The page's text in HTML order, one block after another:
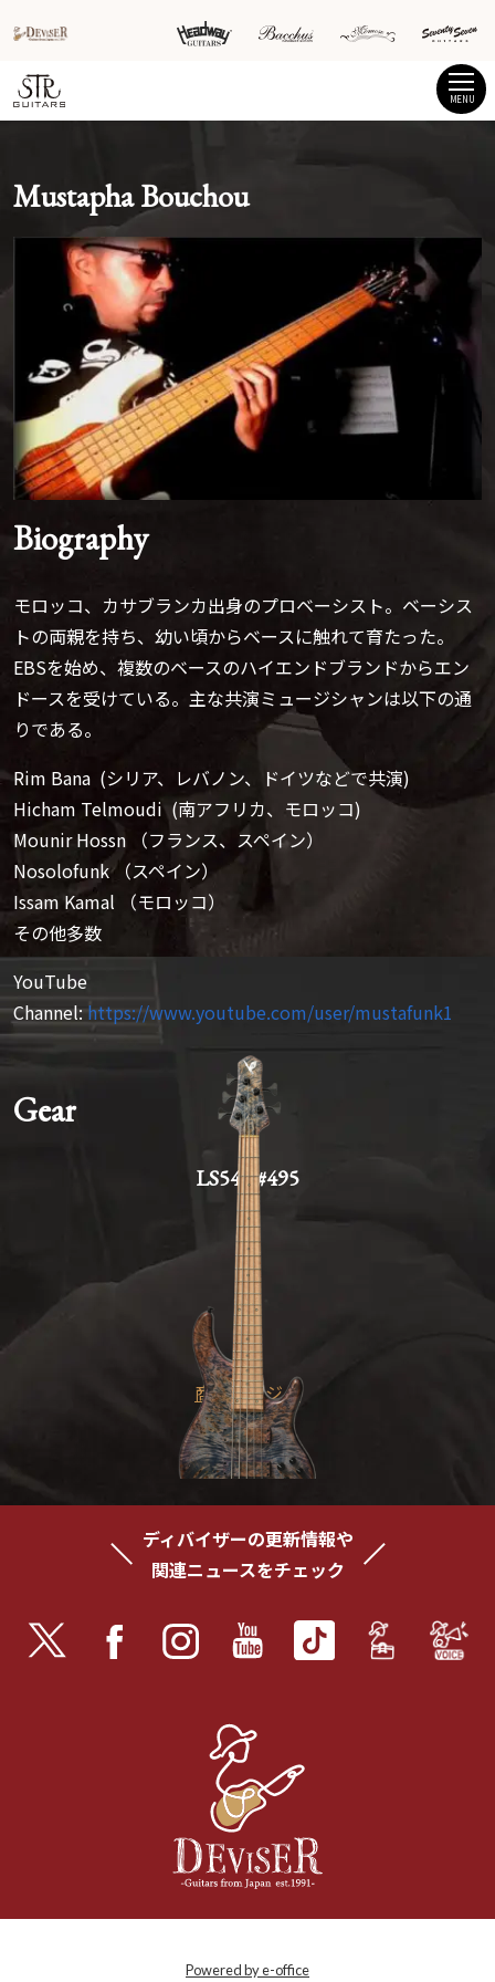
MENU
Mustapha Bouchou
Biography
モロッコ、カサブランカ出身のプロベーシスト。ベーシス
トの両親を持ち、幼い頃からベースに触れて育たった。
EBSを始め、複数のベースのハイエンドブランドからエン
ドースを受けている。主な共演ミュージシャンは以下の通
りである。
Rim Bana (シリア、レバノン、ドイツなどで共演)
Hicham Telmoudi (南アフリカ、モロッコ)
Mounir Hossn （フランス、スペイン）
Nosolofunk （スペイン）
Issam Kamal （モロッコ）
その他多数
YouTube
Channel:https://www.youtube.com/user/mustafunk1
Gear
LS549 #495
商品ページへ
ディバイザーの更新情報や
関連ニュースをチェック
Powered by e-office